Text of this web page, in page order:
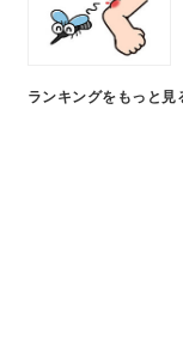
ランキングをもっと見